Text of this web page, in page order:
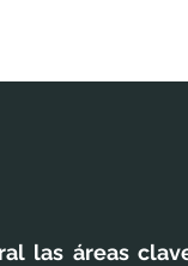
las áreas